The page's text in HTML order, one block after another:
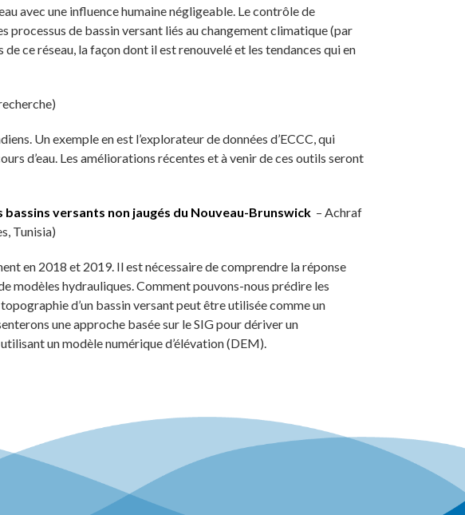
avec une influence humaine négligeable. Le contrôle de
processus de bassin versant liés au changement climatique (par
ce réseau, la façon dont il est renouvelé et les tendances qui en
Un exemple en est l’explorateur de données d’ECCC, qui
d’eau. Les améliorations récentes et à venir de ces outils seront
versants non jaugés du Nouveau-Brunswick – Achraf
Tunisia)
en 2018 et 2019. Il est nécessaire de comprendre la réponse
modèles hydrauliques. Comment pouvons-nous prédire les
d’un bassin versant peut être utilisée comme un
une approche basée sur le SIG pour dériver un
un modèle numérique d’élévation (DEM).